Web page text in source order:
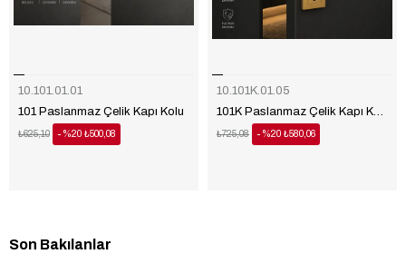
10.101.01.01
101 Paslanmaz Çelik Kapı Kolu
%20 ₺500,08
₺625,10
10.101K.01.05
101K Paslanmaz Çelik Kapı Kolu
%20 ₺580,06
₺725,08
Son Bakılanlar